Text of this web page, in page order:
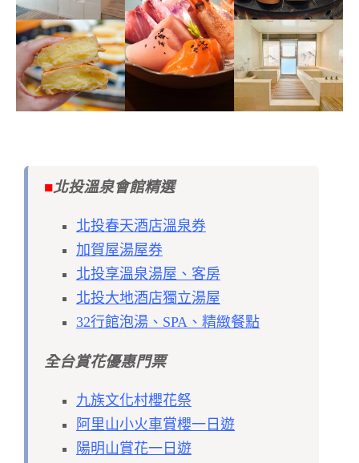
■北投溫泉會館精選
北投春天酒店溫泉券
加賀屋湯屋券
北投享溫泉湯屋、客房
北投大地酒店獨立湯屋
32行館泡湯、SPA、精緻餐點
全台賞花優惠門票
九族文化村櫻花祭
阿里山小火車賞櫻一日遊
陽明山賞花一日遊